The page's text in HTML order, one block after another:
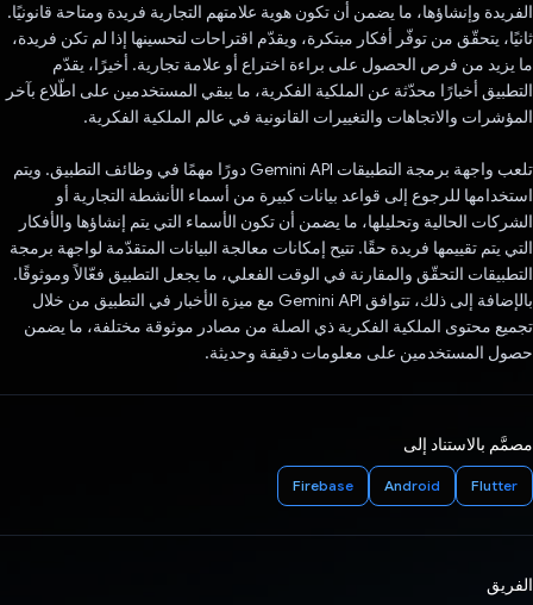
الفريدة وإنشاؤها، ما يضمن أن تكون هوية علامتهم التجارية فريدة ومتاحة قانونيًا.
ثانيًا، يتحقّق من توفّر أفكار مبتكرة، ويقدّم اقتراحات لتحسينها إذا لم تكن فريدة،
ما يزيد من فرص الحصول على براءة اختراع أو علامة تجارية. أخيرًا، يقدّم
التطبيق أخبارًا محدّثة عن الملكية الفكرية، ما يبقي المستخدمين على اطّلاع بآخر
المؤشرات والاتجاهات والتغييرات القانونية في عالم الملكية الفكرية.
تلعب واجهة برمجة التطبيقات Gemini API دورًا مهمًا في وظائف التطبيق. ويتم
استخدامها للرجوع إلى قواعد بيانات كبيرة من أسماء الأنشطة التجارية أو
الشركات الحالية وتحليلها، ما يضمن أن تكون الأسماء التي يتم إنشاؤها والأفكار
التي يتم تقييمها فريدة حقًا. تتيح إمكانات معالجة البيانات المتقدّمة لواجهة برمجة
التطبيقات التحقّق والمقارنة في الوقت الفعلي، ما يجعل التطبيق فعّالاً وموثوقًا.
بالإضافة إلى ذلك، تتوافق Gemini API مع ميزة الأخبار في التطبيق من خلال
تجميع محتوى الملكية الفكرية ذي الصلة من مصادر موثوقة مختلفة، ما يضمن
حصول المستخدمين على معلومات دقيقة وحديثة.
مصمَّم بالاستناد إلى
Flutter
Android
Firebase
الفريق